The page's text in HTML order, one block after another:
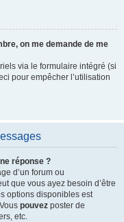
on me demande de me
via le formulaire intégré (si
pour empêcher l’utilisation
réponse ?
d’un forum ou
que vous ayez besoin d’être
options disponibles est
pouvez poster de
etc.